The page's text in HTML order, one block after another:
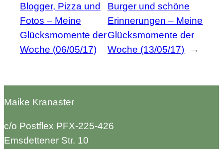
Blogger, Pizza und
Fotos – Meine
Glücksmomente der
Woche (06/05/17)
Burger und schöne
Erinnerungen – Meine
Glücksmomente der
Woche (13/05/17)
→
Maike Kranaster
c/o Postflex PFX-225-426
Emsdettener Str. 10